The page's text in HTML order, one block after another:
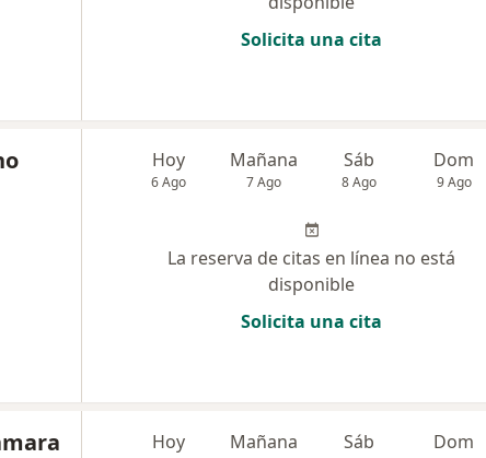
Solicita una cita
Hoy
6 Ago
Mañana
7 Ago
Sáb
8 Ago
Dom
9 Ago
La reserva de citas en línea no está
disponible
Solicita una cita
Hoy Mañana Sáb Dom